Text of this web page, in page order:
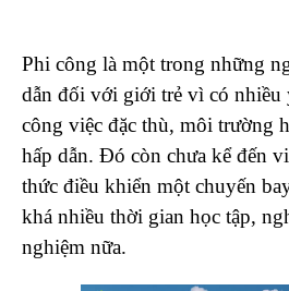
Phi công là một trong những
dẫn đối với giới trẻ vì có nhiều
công việc đặc thù, môi trường
hấp dẫn. Đó còn chưa kể đến
thức điều khiển một chuyến
khá nhiều thời gian học tập,
nghiệm nữa.